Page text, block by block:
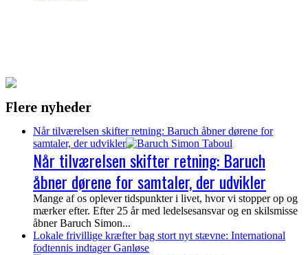
Flere nyheder
Når tilværelsen skifter retning: Baruch åbner dørene for
samtaler, der udvikler
Når tilværelsen skifter retning: Baruch
åbner dørene for samtaler, der udvikler
Mange af os oplever tidspunkter i livet, hvor vi stopper op og
mærker efter. Efter 25 år med ledelsesansvar og en skilsmisse
åbner Baruch Simon...
Lokale frivillige kræfter bag stort nyt stævne: International
fodtennis indtager Ganløse